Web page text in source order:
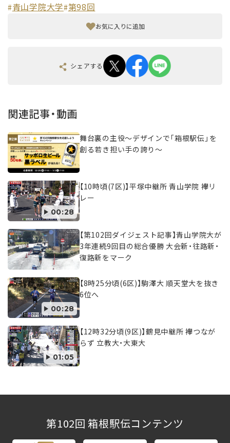
#青山学院大学#第98回
お気に入りに追加
シェアする
関連記事・動画
舞台裏の主役〜デザインで「箱根駅伝」を
創る若き担い手の誇り〜
00:28
【10時頃(7区)】平塚中継所 青山学院 襷リ
レー
【第102回ダイジェスト記事】青山学院大が
3年連続9回目の総合優勝 大会新・往路新・
復路新をマーク
00:28
【8時25分頃(6区)】駒澤大 順天堂大を抜き
6位へ
01:05
【12時32分頃(9区)】鶴見中継所 襷つなが
らず 立教大・大東大
第102回 箱根駅伝コンテンツ